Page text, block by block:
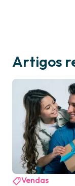
Artigos
Vendas